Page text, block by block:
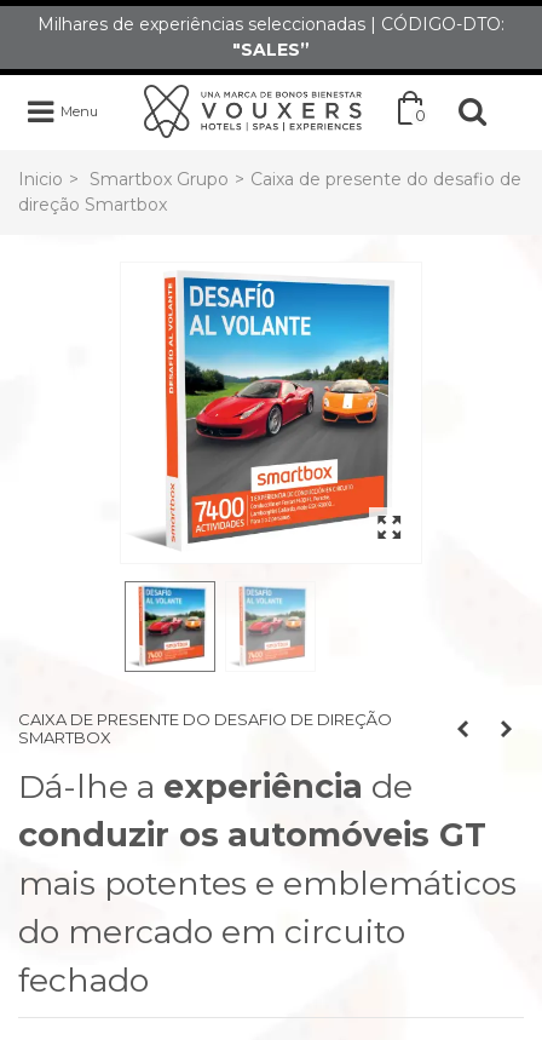
Milhares de experiências seleccionadas | CÓDIGO-DTO:
"SALES”
Menu 0
Inicio > Smartbox Grupo > Caixa de presente do desafio de
direção Smartbox
CAIXA DE PRESENTE DO DESAFIO DE DIREÇÃO
SMARTBOX
Dá-lhe a experiência de
conduzir os automóveis GT
mais potentes e emblemáticos
do mercado em circuito
fechado